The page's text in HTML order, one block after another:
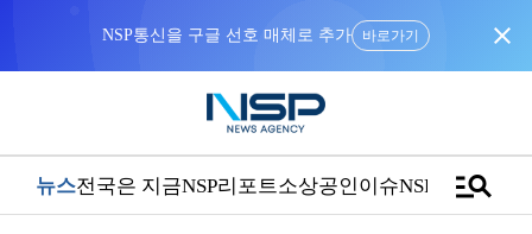
NSP통신을 구글 선호 매체로 추가 바로가기 close
뉴스전국은 지금NSP리포트소상공인이슈NSPTVmanage_search